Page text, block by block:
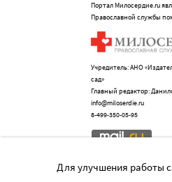
Портал Милосердие.ru
Православной службы
Учредитель: АНО
сад»
Главный редактор:
info@miloserdie.ru
8-499-350-05-95
Для улучшения работы